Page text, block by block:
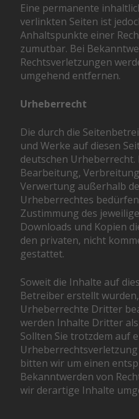
Eine permanente
verlinkten Seiten ist
Anhaltspunkte einer
zumutbar. Bei
Rechtsverletzungen
umgehend entfernen.
Urheberrecht
Die durch die
und Werke auf diesen
deutschen
Bearbeitung,
Verwertung außerhalb
Urheberrechtes
Zustimmung des
Downloads und Kopien
den privaten, nicht
gestattet.
Soweit die Inhalte auf
Betreiber erstellt
Urheberrechte Dritter
werden Inhalte Dritter
Sollten Sie trotzdem auf
bitten wir um einen
Bekanntwerden von
wir derartige Inhalte